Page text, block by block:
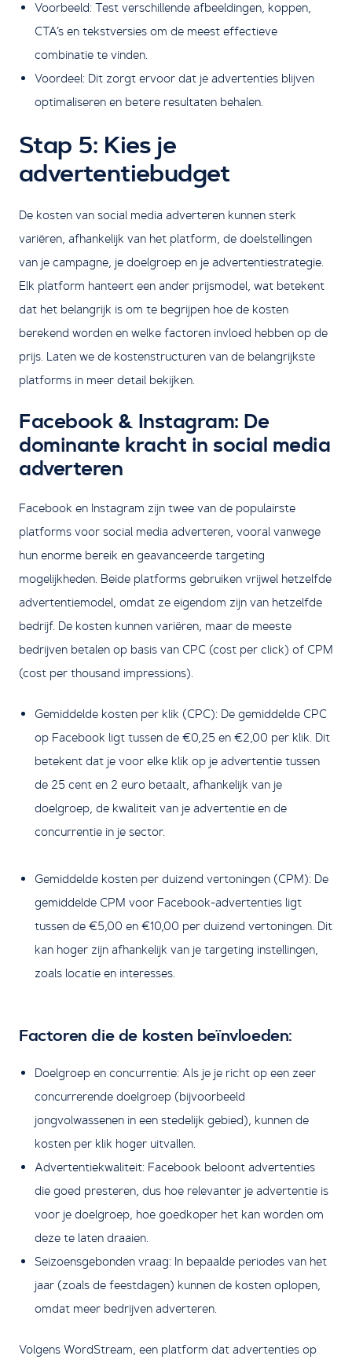
Voorbeeld: Test verschillende afbeeldingen, koppen,
CTA’s en tekstversies om de meest effectieve
combinatie te vinden.
Voordeel: Dit zorgt ervoor dat je advertenties blijven
optimaliseren en betere resultaten behalen.
Stap 5: Kies je
advertentiebudget
De kosten van social media adverteren kunnen sterk
variëren, afhankelijk van het platform, de doelstellingen
van je campagne, je doelgroep en je advertentiestrategie.
Elk platform hanteert een ander prijsmodel, wat betekent
dat het belangrijk is om te begrijpen hoe de kosten
berekend worden en welke factoren invloed hebben op de
prijs. Laten we de kostenstructuren van de belangrijkste
platforms in meer detail bekijken.
Facebook & Instagram: De
dominante kracht in social media
adverteren
Facebook en Instagram zijn twee van de populairste
platforms voor social media adverteren, vooral vanwege
hun enorme bereik en geavanceerde targeting
mogelijkheden. Beide platforms gebruiken vrijwel hetzelfde
advertentiemodel, omdat ze eigendom zijn van hetzelfde
bedrijf. De kosten kunnen variëren, maar de meeste
bedrijven betalen op basis van CPC (cost per click) of CPM
(cost per thousand impressions).
Gemiddelde kosten per klik (CPC): De gemiddelde CPC
op Facebook ligt tussen de €0,25 en €2,00 per klik. Dit
betekent dat je voor elke klik op je advertentie tussen
de 25 cent en 2 euro betaalt, afhankelijk van je
doelgroep, de kwaliteit van je advertentie en de
concurrentie in je sector.
Gemiddelde kosten per duizend vertoningen (CPM): De
gemiddelde CPM voor Facebook-advertenties ligt
tussen de €5,00 en €10,00 per duizend vertoningen. Dit
kan hoger zijn afhankelijk van je targeting instellingen,
zoals locatie en interesses.
Factoren die de kosten beïnvloeden:
Doelgroep en concurrentie: Als je je richt op een zeer
concurrerende doelgroep (bijvoorbeeld
jongvolwassenen in een stedelijk gebied), kunnen de
kosten per klik hoger uitvallen.
Advertentiekwaliteit: Facebook beloont advertenties
die goed presteren, dus hoe relevanter je advertentie is
voor je doelgroep, hoe goedkoper het kan worden om
deze te laten draaien.
Seizoensgebonden vraag: In bepaalde periodes van het
jaar (zoals de feestdagen) kunnen de kosten oplopen,
omdat meer bedrijven adverteren.
Volgens WordStream, een platform dat advertenties op